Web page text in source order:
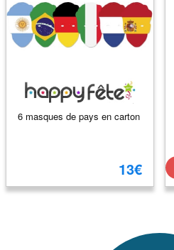
6 masques de pays en carton
13€